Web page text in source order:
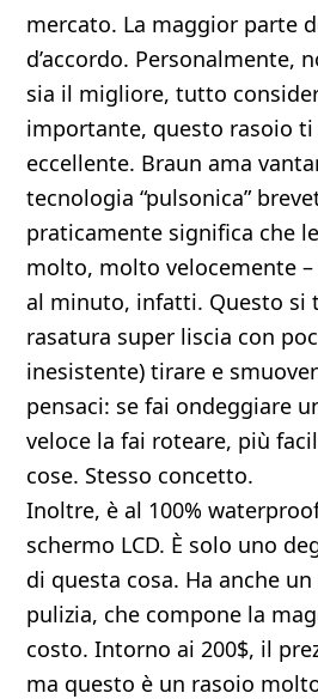
mercato. La maggior parte
d’accordo. Personalmente,
sia il migliore, tutto
importante, questo rasoio ti
eccellente. Braun ama
tecnologia “pulsonica”
praticamente significa che
molto, molto velocemente
al minuto, infatti. Questo si
rasatura super liscia con
inesistente) tirare e
pensaci: se fai ondeggiare
veloce la fai roteare, più
cose. Stesso concetto.
Inoltre, è al 100%
schermo LCD. È solo uno
di questa cosa. Ha anche
pulizia, che compone la
costo. Intorno ai 200$, il
ma questo è un rasoio